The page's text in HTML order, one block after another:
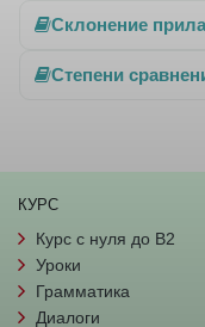
Склонение
Степени
КУРС
Курс с нуля до B2
Уроки
Грамматика
Диалоги